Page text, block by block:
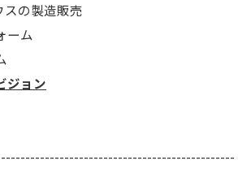
スの製造販売
ーム
ジョン